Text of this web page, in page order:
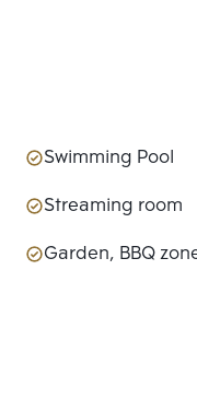
Swimming Pool
Streaming room
Garden, BBQ